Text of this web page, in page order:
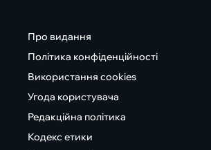
Про видання
Політика конфіденційності
Використання cookies
Угода користувача
Редакційна політика
Кодекс етики